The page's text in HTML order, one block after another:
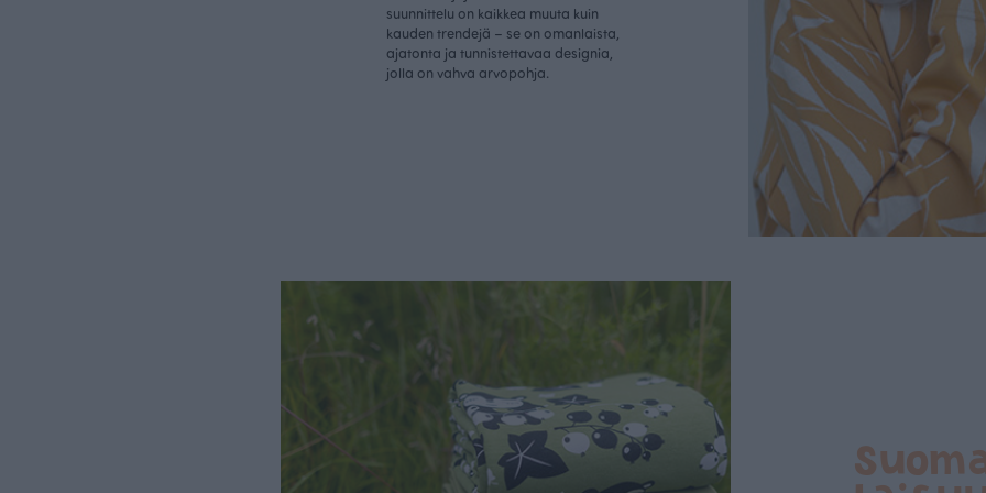
suunnittelu on kaikkea muuta kuin
kauden trendejä – se on omanlaista,
ajatonta ja tunnistettavaa designia,
jolla on vahva arvopohja.